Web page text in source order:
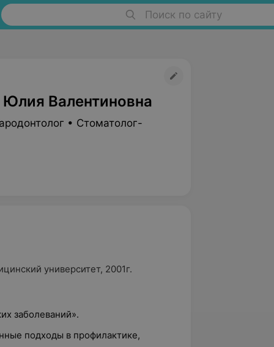
Поиск по сайту
Валентиновна
• Стоматолог-
университет, 2001г.
заболеваний».
подходы в профилактике,